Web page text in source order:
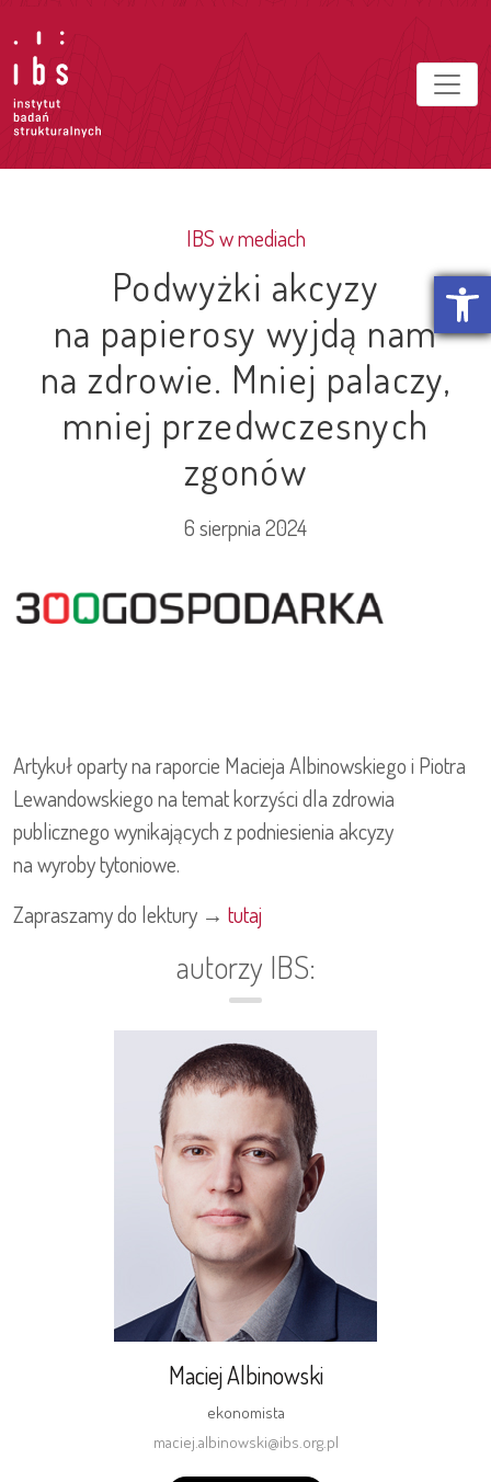
Otwórz
IBS w mediach
Podwyżki akcyzy
na papierosy wyjdą nam
na zdrowie. Mniej palaczy,
mniej przedwczesnych
zgonów
6 sierpnia 2024
Artykuł oparty na raporcie Macieja Albinowskiego i Piotra
Lewandowskiego na temat korzyści dla zdrowia
publicznego wynikających z podniesienia akcyzy
na wyroby tytoniowe.
Zapraszamy do lektury → tutaj
autorzy IBS:
Maciej Albinowski
ekonomista
maciej.albinowski@ibs.org.pl